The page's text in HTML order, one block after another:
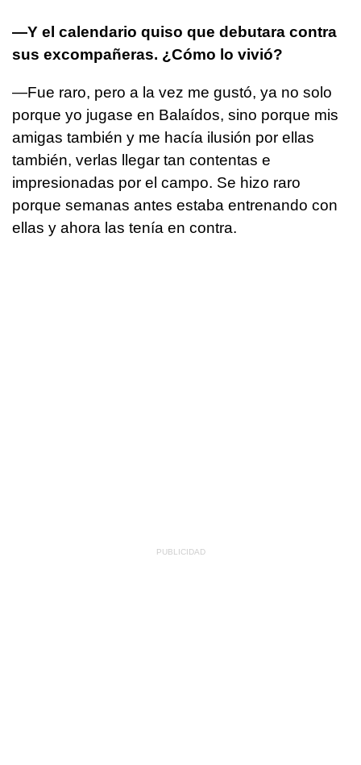
—Y el calendario quiso que debutara contra
sus excompañeras. ¿Cómo lo vivió?
—Fue raro, pero a la vez me gustó, ya no solo
porque yo jugase en Balaídos, sino porque mis
amigas también y me hacía ilusión por ellas
también, verlas llegar tan contentas e
impresionadas por el campo. Se hizo raro
porque semanas antes estaba entrenando con
ellas y ahora las tenía en contra.